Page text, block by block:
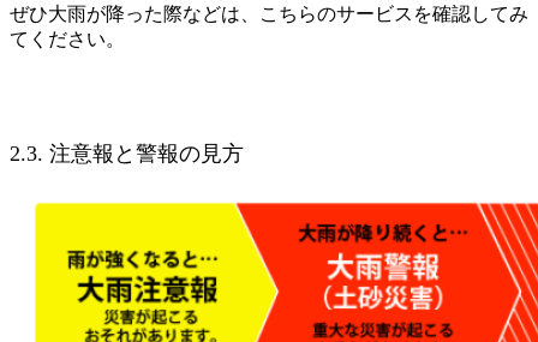
ぜひ大雨が降った際などは、こちらのサービスを確認してみ
てください。
2.3. 注意報と警報の見方